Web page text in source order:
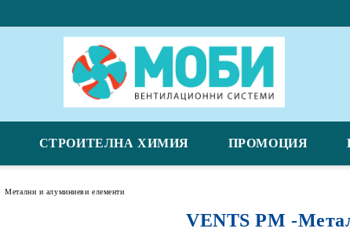
СТРОИТЕЛНА ХИМИЯ ПРОМОЦИЯ
Метални и алуминиеви елементи
VENTS PM -